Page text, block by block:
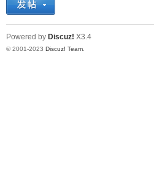
Powered by Discuz! X3.4
© 2001-2023 Discuz! Team.